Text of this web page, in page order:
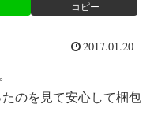
コピー
2017.01.20
のを見て安心して梱包